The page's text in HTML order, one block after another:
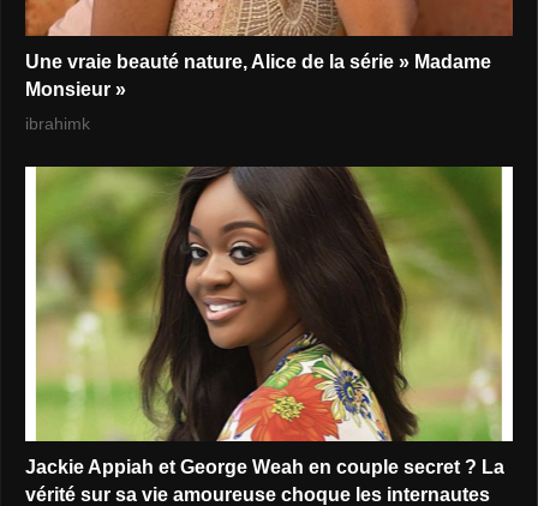
Une vraie beauté nature, Alice de la série » Madame
Monsieur »
ibrahimk
Jackie Appiah et George Weah en couple secret ? La
vérité sur sa vie amoureuse choque les internautes